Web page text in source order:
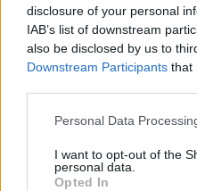
disclosure of your personal
IAB’s list of downstream
also be disclosed by us to
Downstream Participants that
Please note that this
not limited to your visit or
grant or deny consent to
Personal Data
I want to opt-out of the
personal data.
Opted In
A zsűri a
tizenegy művészt
az egyéni díjakat
Győrffy András,
Erzsébet
Natália (Szabadka) és